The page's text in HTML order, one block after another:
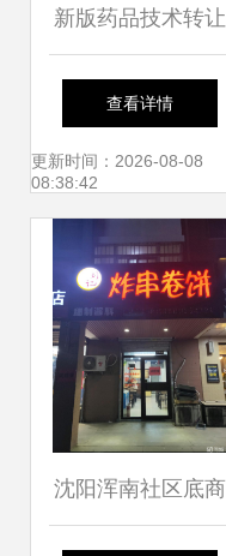
新版药品技术转让
规定解读 更严的准
入，更高的标尺，
更前瞻的布局
查看详情
更新时间：2026-08-08
08:38:42
沈阳浑南社区底商